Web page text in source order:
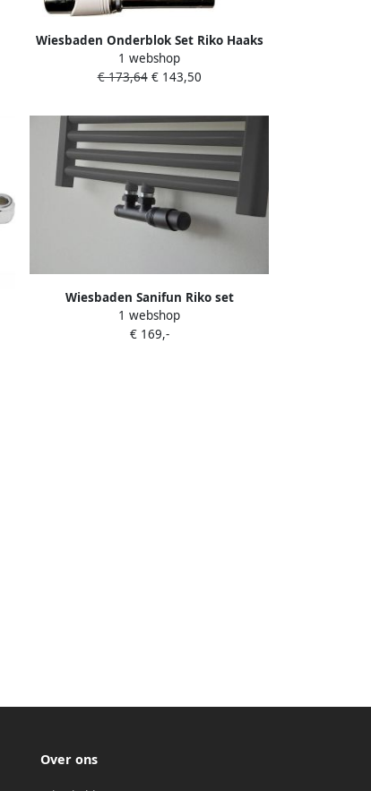
Wiesbaden Onderblok Set Riko Haaks
Links Compleet 16x2 cm en 15 mm
Knel Chroom Wit
1 webshop
€ 173,64€ 143,50
Wiesbaden Sanifun Riko set
thermostatisch onderblok haaks-
rechts mat zwart.
1 webshop
€ 169,-
Over ons